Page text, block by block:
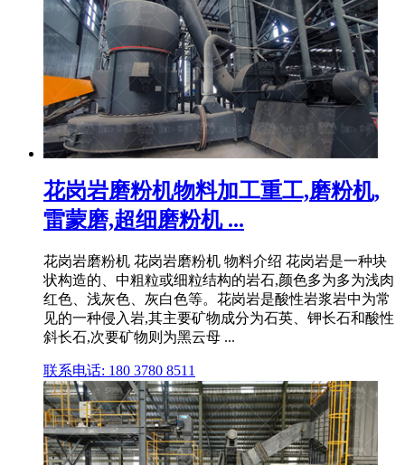
花岗岩磨粉机物料加工重工,磨粉机,
雷蒙磨,超细磨粉机 ...
花岗岩磨粉机 花岗岩磨粉机 物料介绍 花岗岩是一种块
状构造的、中粗粒或细粒结构的岩石,颜色多为多为浅肉
红色、浅灰色、灰白色等。花岗岩是酸性岩浆岩中为常
见的一种侵入岩,其主要矿物成分为石英、钾长石和酸性
斜长石,次要矿物则为黑云母 ...
联系电话: 180 3780 8511